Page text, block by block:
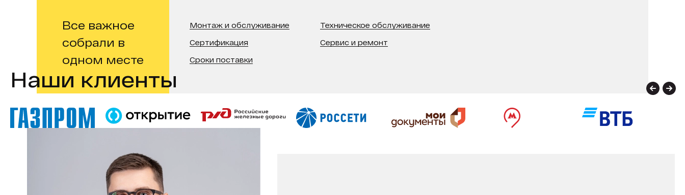
Все важное
собрали в
одном месте
Монтаж и обслуживание
Сертификация
Сроки поставки
Техническое обслуживание
Сервис и ремонт
Наши клиенты